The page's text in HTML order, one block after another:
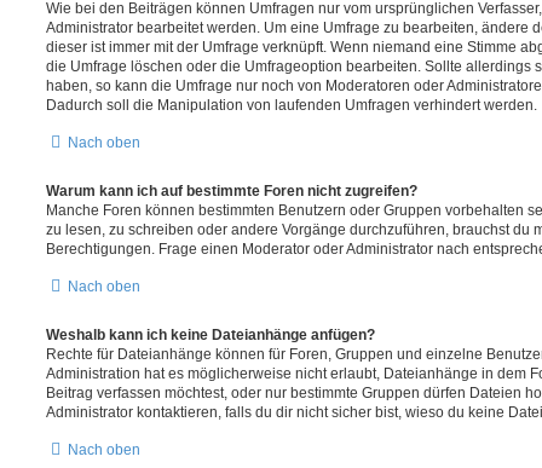
Wie bei den Beiträgen können Umfragen nur vom ursprünglichen
Administrator bearbeitet werden. Um eine Umfrage zu bearbeiten, ändere
dieser ist immer mit der Umfrage verknüpft. Wenn niemand eine Stimme
die Umfrage löschen oder die Umfrageoption bearbeiten. Sollte allerdings
haben, so kann die Umfrage nur noch von Moderatoren oder
Dadurch soll die Manipulation von laufenden Umfragen verhindert werden.
Nach oben
Warum kann ich auf bestimmte Foren nicht zugreifen?
Manche Foren können bestimmten Benutzern oder Gruppen vorbehalten
zu lesen, zu schreiben oder andere Vorgänge durchzuführen, brauchst du
Berechtigungen. Frage einen Moderator oder Administrator nach
Nach oben
Weshalb kann ich keine Dateianhänge anfügen?
Rechte für Dateianhänge können für Foren, Gruppen und einzelne
Administration hat es möglicherweise nicht erlaubt, Dateianhänge in dem
Beitrag verfassen möchtest, oder nur bestimmte Gruppen dürfen Dateien
Administrator kontaktieren, falls du dir nicht sicher bist, wieso du keine
Nach oben